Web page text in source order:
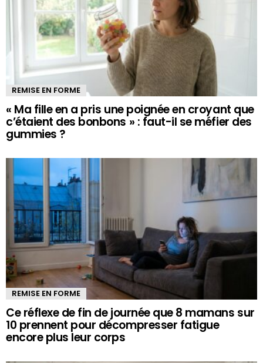
REMISE EN FORME
« Ma fille en a pris une poignée en croyant que
c’étaient des bonbons » : faut-il se méfier des
gummies ?
REMISE EN FORME
Ce réflexe de fin de journée que 8 mamans sur
10 prennent pour décompresser fatigue
encore plus leur corps